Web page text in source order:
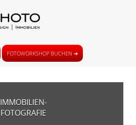
FOTOWORKSHOP BUCHEN ➜
IMMOBILIEN-
FOTOGRAFIE